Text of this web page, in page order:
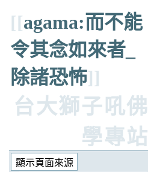
[[agama:而不能
令其念如來者_
除諸恐怖]]
台大獅子吼佛
學專站